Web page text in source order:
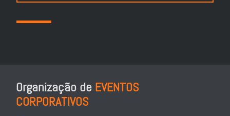
Organização de EVENTOS
CORPORATIVOS